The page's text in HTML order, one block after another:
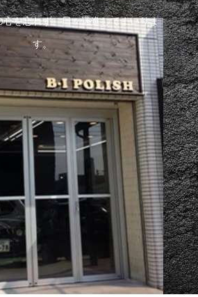
ブログサンプル4
2022.02.04
ブログサンプル4
2022.02.04
心を忘れず、日々邁進してまいりま
す。